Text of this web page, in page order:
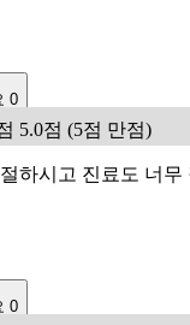
0
5.0점 (5점 만점)
하시고 진료도 너무
0